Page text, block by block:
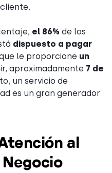
el 86% de los
dispuesto a pagar
le proporcione un
aproximadamente 7 de
un servicio de
es un gran generador
al